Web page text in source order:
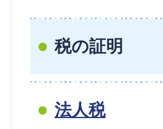
税の証明
法人税